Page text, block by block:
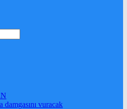
vuracak